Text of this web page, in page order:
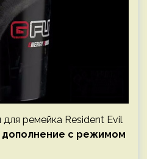
ремейка Resident Evil
с режимом